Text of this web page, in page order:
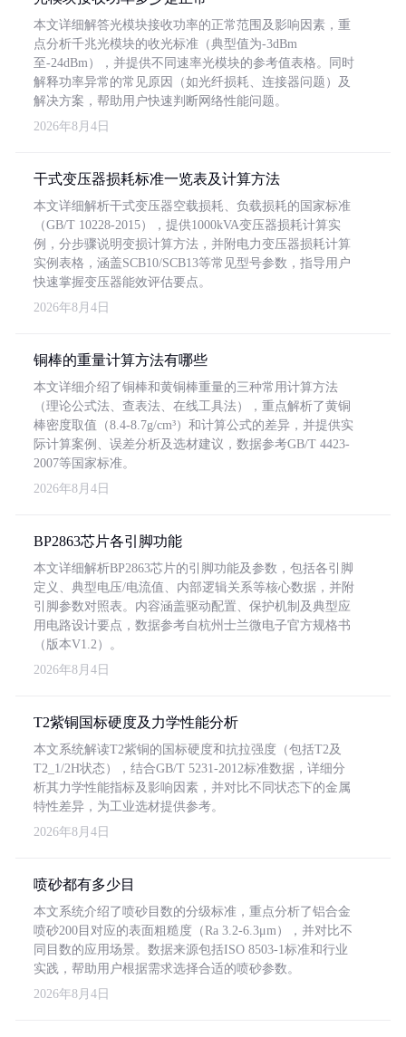
本文详细解答光模块接收功率的正常范围及影响因素，重
点分析千兆光模块的收光标准（典型值为-3dBm
至-24dBm），并提供不同速率光模块的参考值表格。同时
解释功率异常的常见原因（如光纤损耗、连接器问题）及
解决方案，帮助用户快速判断网络性能问题。
2026年8月4日
干式变压器损耗标准一览表及计算方法
本文详细解析干式变压器空载损耗、负载损耗的国家标准
（GB/T 10228-2015），提供1000kVA变压器损耗计算实
例，分步骤说明变损计算方法，并附电力变压器损耗计算
实例表格，涵盖SCB10/SCB13等常见型号参数，指导用户
快速掌握变压器能效评估要点。
2026年8月4日
铜棒的重量计算方法有哪些
本文详细介绍了铜棒和黄铜棒重量的三种常用计算方法
（理论公式法、查表法、在线工具法），重点解析了黄铜
棒密度取值（8.4-8.7g/cm³）和计算公式的差异，并提供实
际计算案例、误差分析及选材建议，数据参考GB/T 4423-
2007等国家标准。
2026年8月4日
BP2863芯片各引脚功能
本文详细解析BP2863芯片的引脚功能及参数，包括各引脚
定义、典型电压/电流值、内部逻辑关系等核心数据，并附
引脚参数对照表。内容涵盖驱动配置、保护机制及典型应
用电路设计要点，数据参考自杭州士兰微电子官方规格书
（版本V1.2）。
2026年8月4日
T2紫铜国标硬度及力学性能分析
本文系统解读T2紫铜的国标硬度和抗拉强度（包括T2及
T2_1/2H状态），结合GB/T 5231-2012标准数据，详细分
析其力学性能指标及影响因素，并对比不同状态下的金属
特性差异，为工业选材提供参考。
2026年8月4日
喷砂都有多少目
本文系统介绍了喷砂目数的分级标准，重点分析了铝合金
喷砂200目对应的表面粗糙度（Ra 3.2-6.3μm），并对比不
同目数的应用场景。数据来源包括ISO 8503-1标准和行业
实践，帮助用户根据需求选择合适的喷砂参数。
2026年8月4日